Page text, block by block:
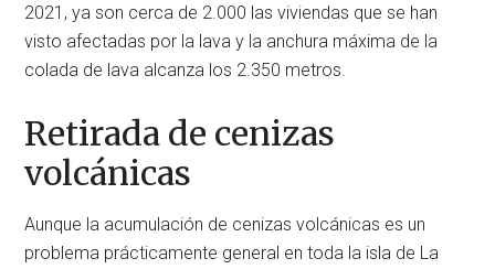
2021, ya son cerca de 2.000 las viviendas que se han
visto afectadas por la lava y la anchura máxima de la
colada de lava alcanza los 2.350 metros.
Retirada de cenizas
volcánicas
Aunque la acumulación de cenizas volcánicas es un
problema prácticamente general en toda la isla de La